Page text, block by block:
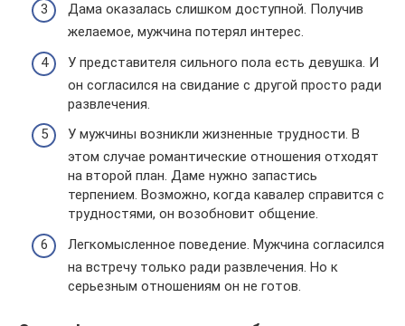
Дама оказалась слишком доступной. Получив
желаемое, мужчина потерял интерес.
У представителя сильного пола есть девушка. И
он согласился на свидание с другой просто ради
развлечения.
У мужчины возникли жизненные трудности. В
этом случае романтические отношения отходят
на второй план. Даме нужно запастись
терпением. Возможно, когда кавалер справится с
трудностями, он возобновит общение.
Легкомысленное поведение. Мужчина согласился
на встречу только ради развлечения. Но к
серьезным отношениям он не готов.